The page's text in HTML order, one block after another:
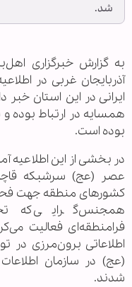
شد.
به گزارش خبرگزاری
آذربایجان غربی در
ایرانی در این استان خبر
همسایه در ارتباط بوده
بوده است.
در بخشی از این
عصر (عج) سرشبکه
کشور‌های منطقه جهت
همجنس‌گرایی که
فرامنطقه‌ای فعالیت
اطلاعاتی برون‌مرزی در
(عج) در سازمان اطلاعات
شدند.